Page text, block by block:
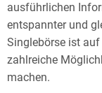
ausführlichen
entspannter und
Singlebörse ist
zahlreiche
machen.